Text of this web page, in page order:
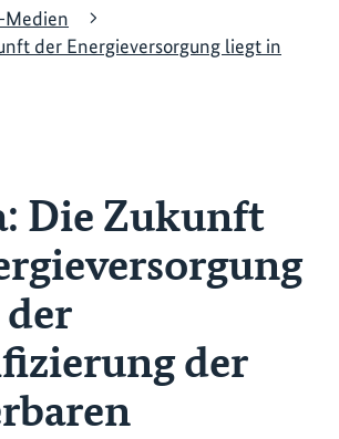
der Energieversorgung liegt in
Die Zukunft
der